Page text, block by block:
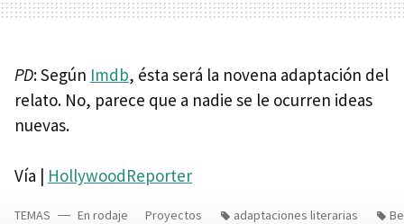
PD: Según Imdb, ésta será la novena adaptación del
relato. No, parece que a nadie se le ocurren ideas
nuevas.
Vía | HollywoodReporter
TEMAS En rodaje Proyectos adaptaciones literarias